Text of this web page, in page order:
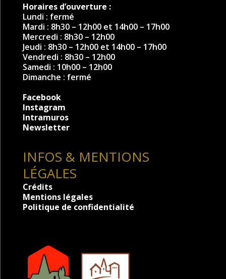
Horaires d’ouverture :
Lundi : fermé
Mardi : 8h30 – 12h00 et 14h00 – 17h00
Mercredi : 8h30 – 12h00
Jeudi : 8h30 – 12h00 et 14h00 – 17h00
Vendredi : 8h30 – 12h00
Samedi : 10h00 – 12h00
Dimanche : fermé
Facebook
Instagram
Intramuros
Newsletter
INFOS & MENTIONS
LÉGALES
Crédits
Mentions légales
Politique de confidentialité